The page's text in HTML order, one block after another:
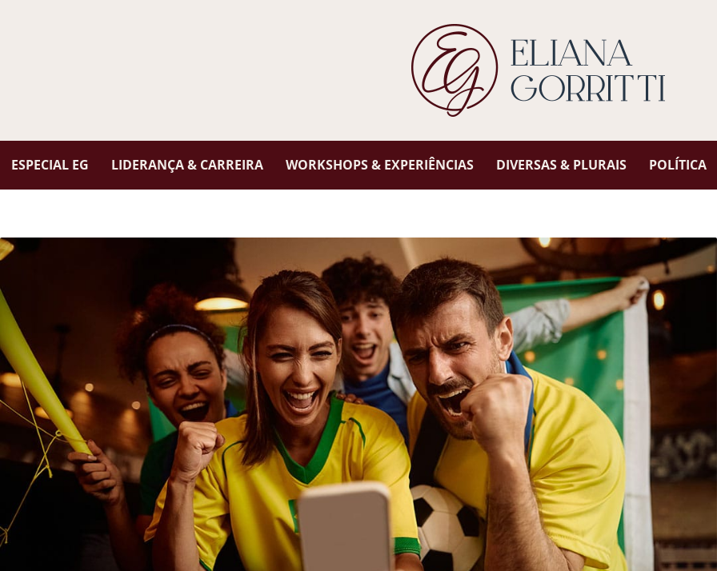
ESPECIAL EG LIDERANÇA & CARREIRA WORKSHOPS & EXPERIÊNCIAS DIVERSAS & PLURAIS POLÍTICA